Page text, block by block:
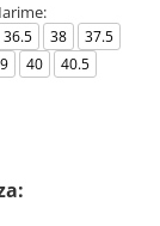
36.5 38
37.5
40 40.5